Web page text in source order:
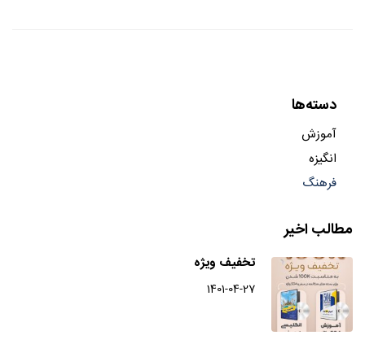
دسته‌ها
آموزش
انگیزه
فرهنگ
مطالب اخیر
تخفیف ویژه
1401-04-27